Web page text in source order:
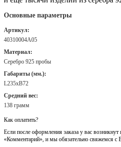
Основные параметры
Артикул:
40310004А05
Материал:
Серебро 925 пробы
Габариты (мм.):
L235хB72
Средний вес:
138 грамм
Как оплатить?
Если после оформления заказа у вас
«Комментарий», и мы обязательно свяжемся с